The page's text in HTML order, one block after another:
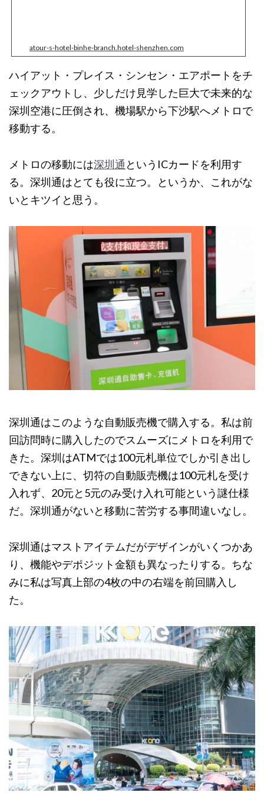
atour-s-hotel-binhe-branch.hotel-shenzhen.com
ハイアット・プレイス・シンセン・エアポートをチ
ェックアウトし、少しだけ見学した巨大で未来的な
深圳空港に圧倒され、機場駅から下沙駅へメトロで
移動する。
メトロの移動には深圳通 というICカードを利用す
る。深圳通はとても役に立つ。というか、これがな
いとキツイと思う。
深圳通はこのような自動販売機で購入する。私は前
回訪問時に購入したのでスムーズにメトロを利用で
きた。深圳はATMでは100元札単位でしか引き出し
できない上に、切符の自動販売機は100元札を受け
入れず、20元と5元のみ受け入れ可能という謎仕様
だ。深圳通がないと移動に苦労する事間違いなし。
深圳通はマストアイテムだがデザインがいくつかあ
り、機能やデポジット金額も異なったりする。ちな
みに私は写真上部の4枚の中の右端を前回購入し
た。